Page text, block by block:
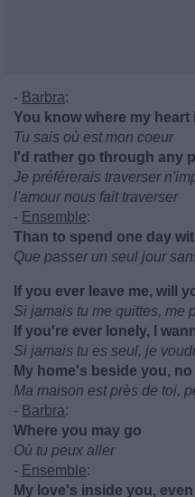
- Barbra:
You know where my heart
Tu sais où est mon coeur
I'd rather go through any
Je préférerais traverser
l'amour nous fait traverser
- Ensemble:
Than to spend one day
Que passer un seul jour
If you ever leave me, will
Si jamais tu me quittes, me
If you're ever lonely, I
Si jamais tu es seul, je
My home's beside you,
Ma maison est près de toi,
- Barbra:
Where you may go
Où tu peux aller
- Ensemble:
My love's inside you,